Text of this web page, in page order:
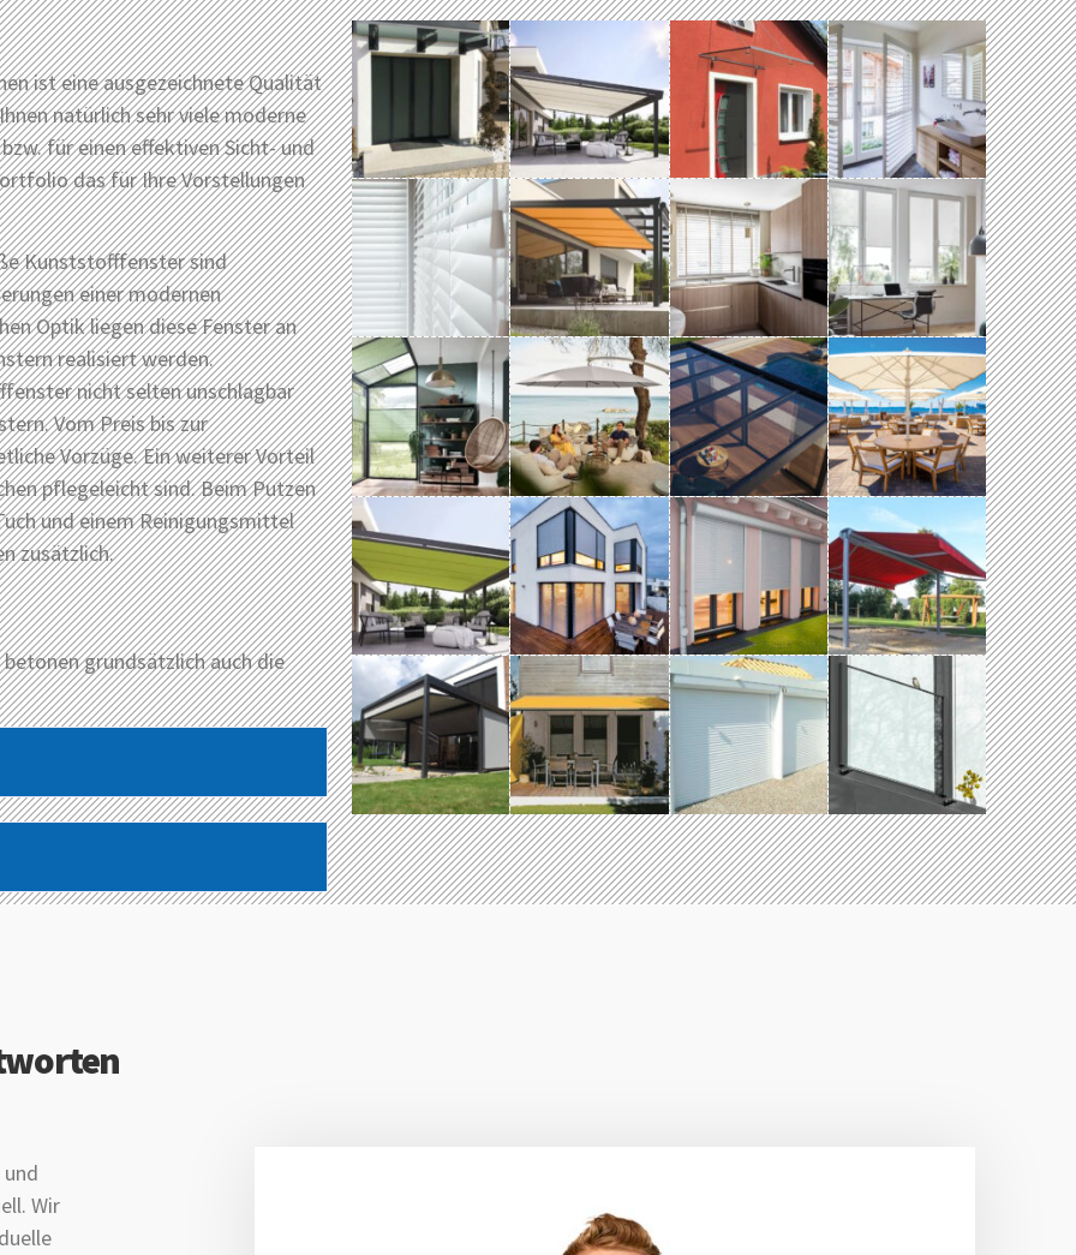
ist eine ausgezeichnete Qualität
natürlich sehr viele moderne
für einen effektiven Sicht- und
das für Ihre Vorstellungen
Kunststofffenster sind
einer modernen
Optik liegen diese Fenster an
realisiert werden.
nicht selten unschlagbar
Vom Preis bis zur
Vorzüge. Ein weiterer Vorteil
pflegeleicht sind. Beim Putzen
und einem Reinigungsmittel
zusätzlich.
grundsätzlich auch die
Wir